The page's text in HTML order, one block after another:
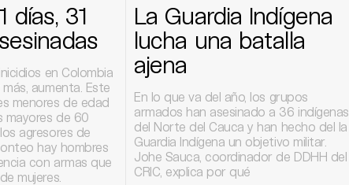
días, 31
en Colombia
aumenta. Este
menores de edad
mayores de 60
agresores de
hay hombres
con armas que
mujeres.
La Guardia Indígena
lucha una batalla
ajena
En lo que va del año, los grupos
armados han asesinado a 36 indígenas
del Norte del Cauca y han hecho del la
Guardia Indígena un objetivo militar.
Johe Sauca, coordinador de DDHH del
CRIC, explica por qué